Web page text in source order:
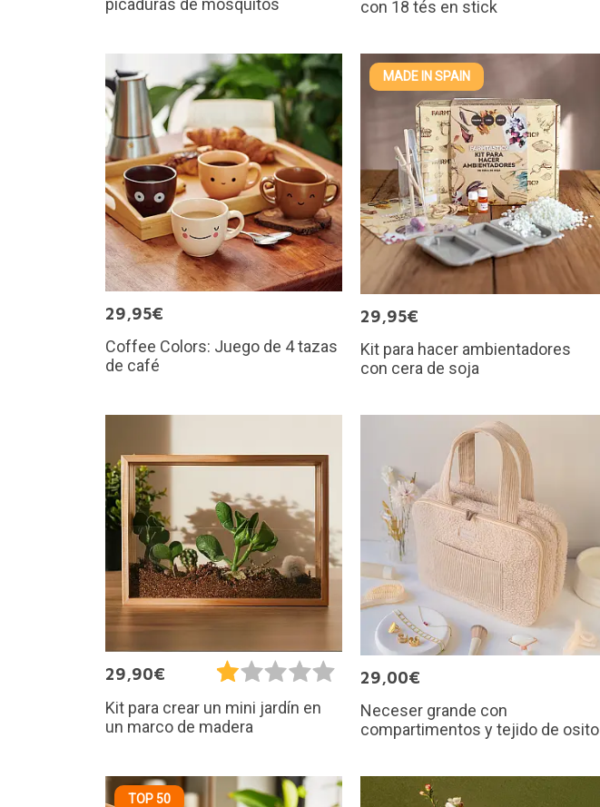
picaduras de mosquitos
con 18 tés en stick
29,95€
Coffee Colors: Juego de 4 tazas
de café
MADE IN SPAIN
29,95€
Kit para hacer ambientadores
con cera de soja
29,90€
Kit para crear un mini jardín en
un marco de madera
29,00€
Neceser grande con
compartimentos y tejido de osito
TOP 50